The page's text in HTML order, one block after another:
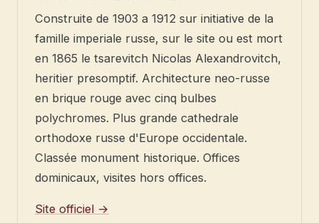
Construite de 1903 a 1912 sur initiative de la
famille imperiale russe, sur le site ou est mort
en 1865 le tsarevitch Nicolas Alexandrovitch,
heritier presomptif. Architecture neo-russe
en brique rouge avec cinq bulbes
polychromes. Plus grande cathedrale
orthodoxe russe d'Europe occidentale.
Classée monument historique. Offices
dominicaux, visites hors offices.
Site officiel →